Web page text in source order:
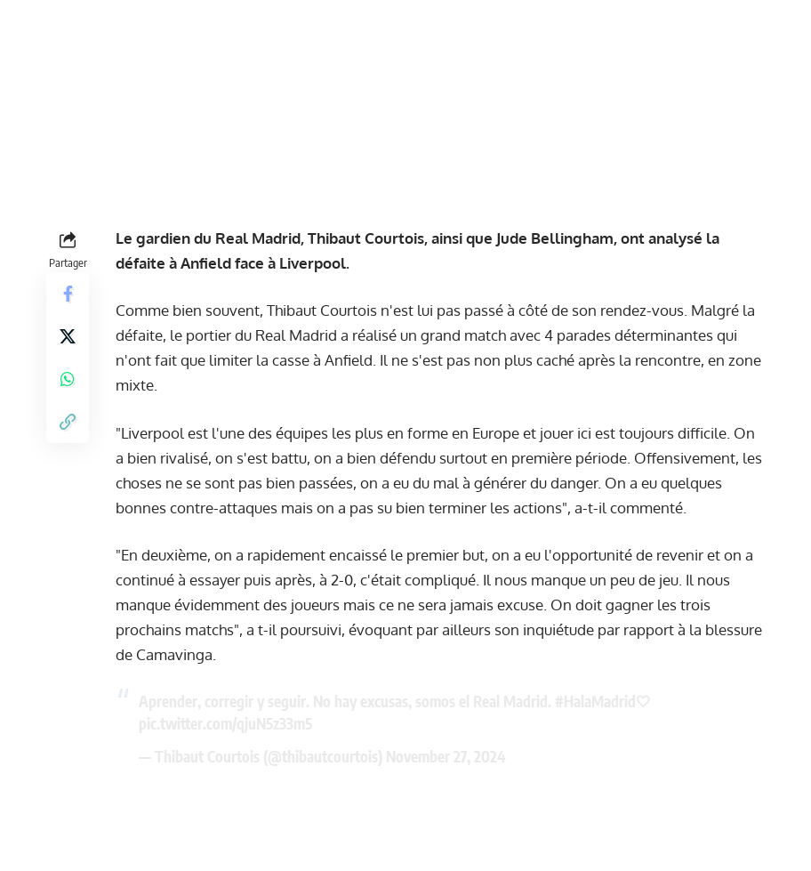
Partager
Le gardien du Real Madrid, Thibaut Courtois, ainsi que Jude Bellingham, ont analysé la
défaite à Anfield face à Liverpool.
Comme bien souvent, Thibaut Courtois n'est lui pas passé à côté de son rendez-vous. Malgré la
défaite, le portier du Real Madrid a réalisé un grand match avec 4 parades déterminantes qui
n'ont fait que limiter la casse à Anfield. Il ne s'est pas non plus caché après la rencontre, en zone
mixte.
"Liverpool est l'une des équipes les plus en forme en Europe et jouer ici est toujours difficile. On
a bien rivalisé, on s'est battu, on a bien défendu surtout en première période. Offensivement, les
choses ne se sont pas bien passées, on a eu du mal à générer du danger. On a eu quelques
bonnes contre-attaques mais on a pas su bien terminer les actions", a-t-il commenté.
"En deuxième, on a rapidement encaissé le premier but, on a eu l'opportunité de revenir et on a
continué à essayer puis après, à 2-0, c'était compliqué. Il nous manque un peu de jeu. Il nous
manque évidemment des joueurs mais ce ne sera jamais excuse. On doit gagner les trois
prochains matchs", a t-il poursuivi, évoquant par ailleurs son inquiétude par rapport à la blessure
de Camavinga.